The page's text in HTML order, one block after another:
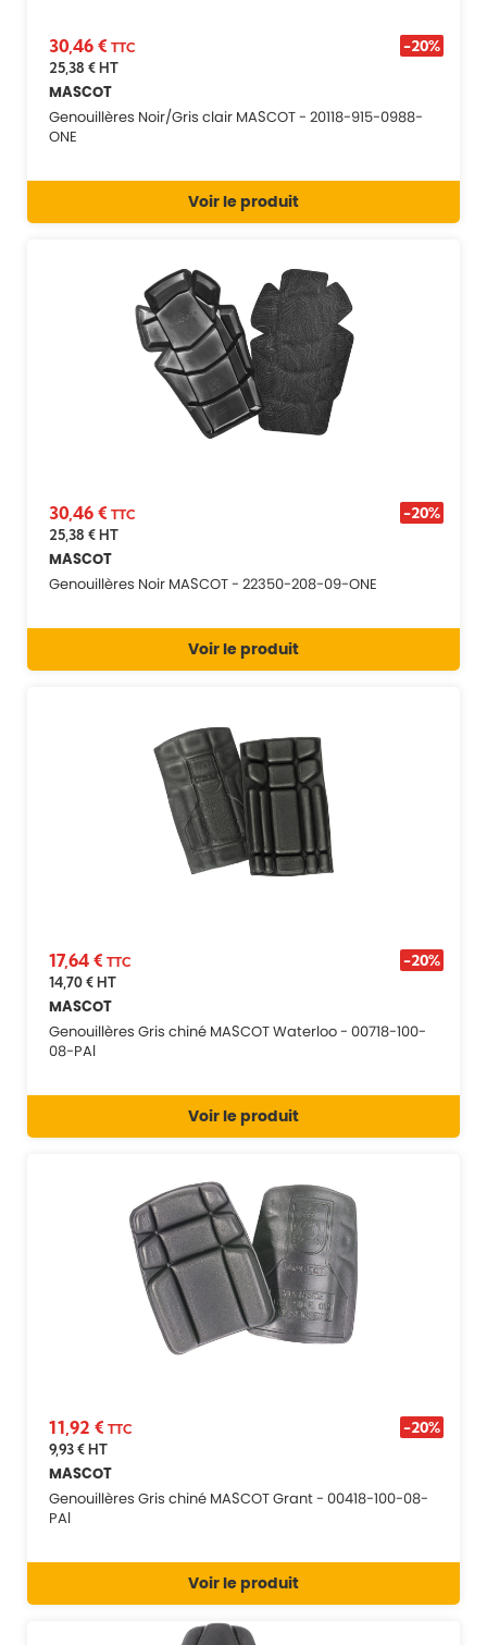
30,46 € TTC -20%
25,38 €HT
MASCOT
Genouillères Noir/Gris clair MASCOT - 20118-915-0988-
ONE
Voir le produit
30,46 € TTC -20%
25,38 €HT
MASCOT
Genouillères Noir MASCOT - 22350-208-09-ONE
Voir le produit
17,64 € TTC -20%
14,70 €HT
MASCOT
Genouillères Gris chiné MASCOT Waterloo - 00718-100-
08-PAI
Voir le produit
11,92 € TTC -20%
9,93 €HT
MASCOT
Genouillères Gris chiné MASCOT Grant - 00418-100-08-
PAI
Voir le produit